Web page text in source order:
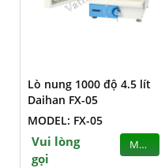
Lò nung 1000 độ 4.5 lít
Daihan FX-05
MODEL: FX-05
Vui lòng
gọi
MUA